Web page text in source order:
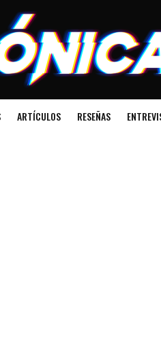
ARTÍCULOS RESEÑAS